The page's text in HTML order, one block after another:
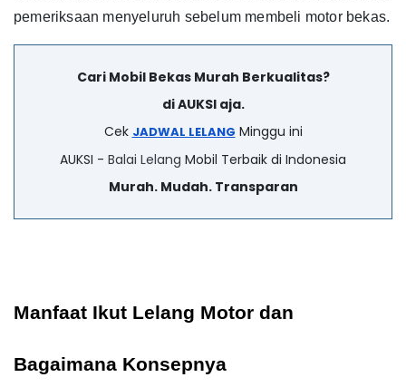
pemeriksaan menyeluruh sebelum membeli motor bekas.
Cari Mobil Bekas Murah Berkualitas?
di AUKSI aja.
Cek JADWAL LELANG Minggu ini
AUKSI - Balai Lelang Mobil Terbaik di Indonesia
Murah. Mudah. Transparan
Manfaat Ikut Lelang Motor dan
Bagaimana Konsepnya